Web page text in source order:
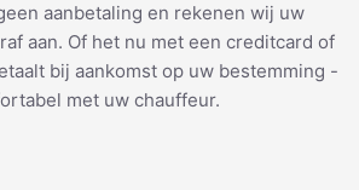
aanbetaling en rekenen wij uw
aan. Of het nu met een creditcard of
bij aankomst op uw bestemming -
met uw chauffeur.